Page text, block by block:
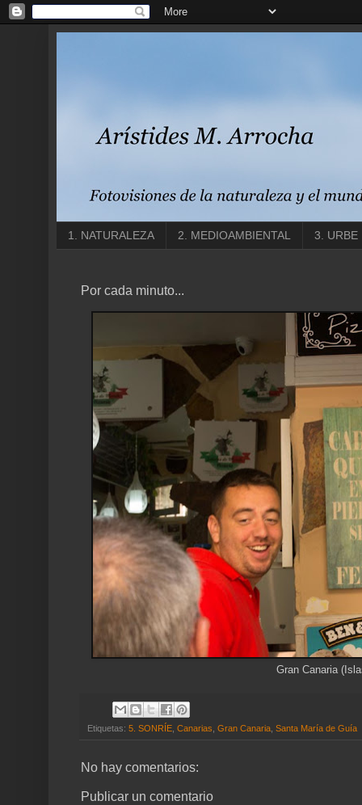
1. NATURALEZA 2. MEDIOAMBIENTAL 3. URBE
Por cada minuto...
Gran Canaria
Etiquetas: 5. SONRÍE Canarias Gran Canaria Santa María de Guía
No hay comentarios:
Publicar un comentario